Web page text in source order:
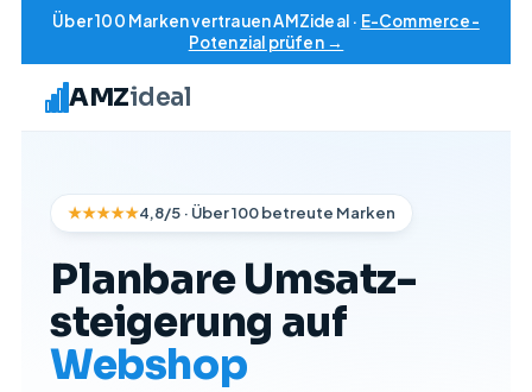
Über 100 Marken vertrauen AMZideal · E-Commerce-
Potenzial prüfen →
AMZideal
★★★★★4,8/5 · Über 100 betreute Marken
Planbare Umsatz­
steigerung auf
Webshop